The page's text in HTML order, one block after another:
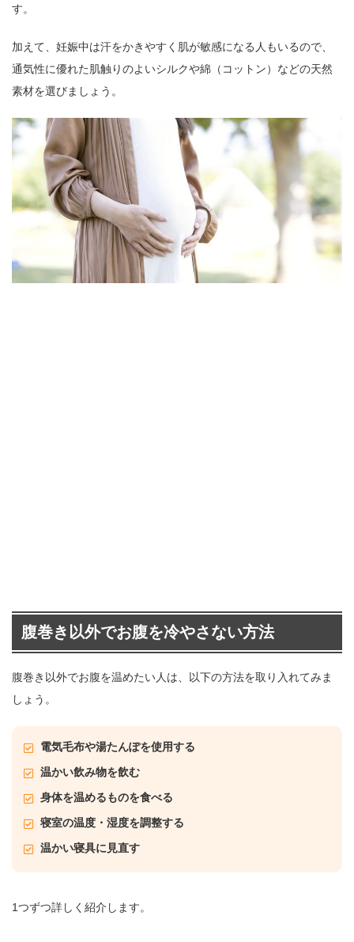
す。
加えて、妊娠中は汗をかきやすく肌が敏感になる人もいるので、
通気性に優れた肌触りのよいシルクや綿（コットン）などの天然
素材を選びましょう。
腹巻き以外でお腹を冷やさない方法
腹巻き以外でお腹を温めたい人は、以下の方法を取り入れてみま
しょう。
電気毛布や湯たんぽを使用する
温かい飲み物を飲む
身体を温めるものを食べる
寝室の温度・湿度を調整する
温かい寝具に見直す
1つずつ詳しく紹介します。